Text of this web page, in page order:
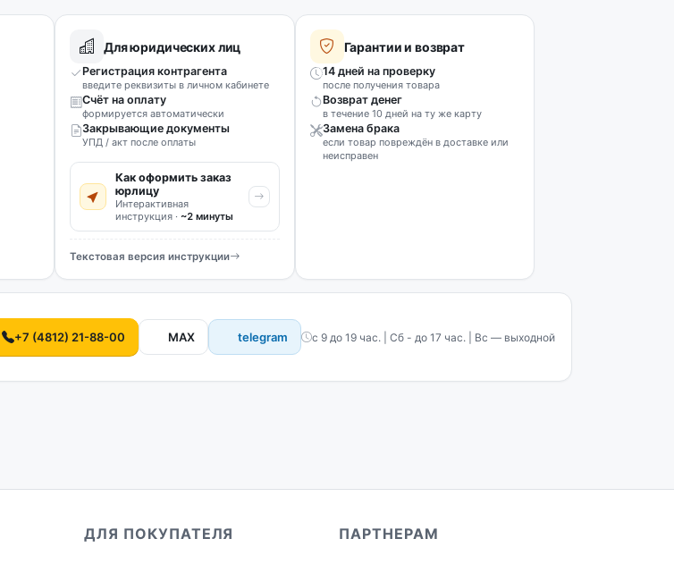
Для юридических лиц
Регистрация контрагента
введите реквизиты в личном кабинете
Счёт на оплату
формируется автоматически
Закрывающие документы
УПД / акт после оплаты
Как оформить заказ
юрлицу
Интерактивная
инструкция · ~2 минуты
Текстовая версия инструкции
Гарантии и возврат
14 дней на проверку
после получения товара
Возврат денег
в течение 10 дней на ту же карту
Замена брака
если товар повреждён в доставке или
неисправен
+7 (4812) 21-88-00 MAX telegram с 9 до 19 час. | Сб - до 17 час. | Вс — выходной
ДЛЯ ПОКУПАТЕЛЯ ПАРТНЕРАМ